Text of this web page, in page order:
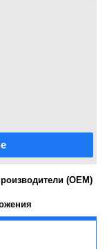
(OEM)